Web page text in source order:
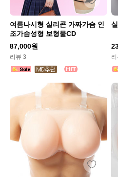
여름나시형 실리콘 가짜가슴 인
조가슴성형 보형물CD
87,000원
리뷰 3